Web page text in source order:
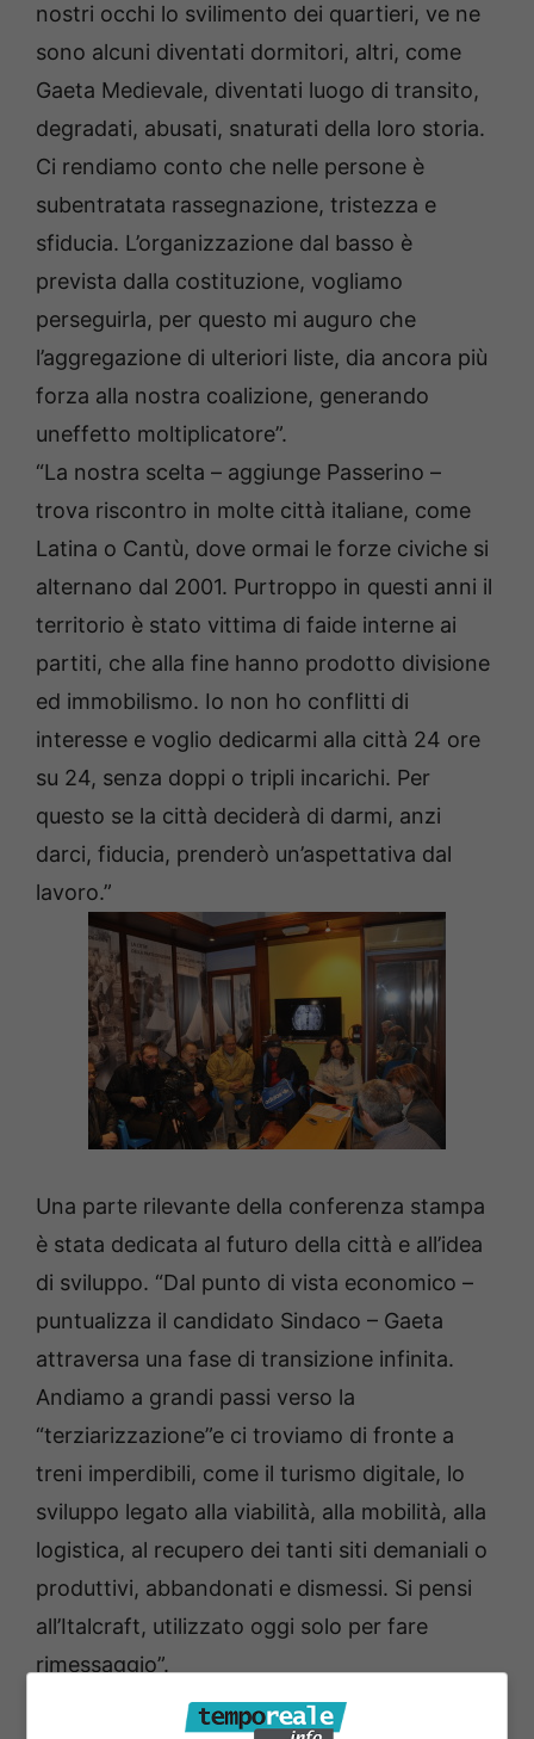
nostri occhi lo svilimento dei quartieri, ve ne
sono alcuni diventati dormitori, altri, come
Gaeta Medievale, diventati luogo di transito,
degradati, abusati, snaturati della loro storia.
Ci rendiamo conto che nelle persone è
subentratata rassegnazione, tristezza e
sfiducia. L’organizzazione dal basso è
prevista dalla costituzione, vogliamo
perseguirla, per questo mi auguro che
l’aggregazione di ulteriori liste, dia ancora più
forza alla nostra coalizione, generando
uneffetto moltiplicatore”.
“La nostra scelta – aggiunge Passerino –
trova riscontro in molte città italiane, come
Latina o Cantù, dove ormai le forze civiche si
alternano dal 2001. Purtroppo in questi anni il
territorio è stato vittima di faide interne ai
partiti, che alla fine hanno prodotto divisione
ed immobilismo. Io non ho conflitti di
interesse e voglio dedicarmi alla città 24 ore
su 24, senza doppi o tripli incarichi. Per
questo se la città deciderà di darmi, anzi
darci, fiducia, prenderò un’aspettativa dal
lavoro.”
Una parte rilevante della conferenza stampa
è stata dedicata al futuro della città e all’idea
di sviluppo. “Dal punto di vista economico –
puntualizza il candidato Sindaco – Gaeta
attraversa una fase di transizione infinita.
Andiamo a grandi passi verso la
“terziarizzazione”e ci troviamo di fronte a
treni imperdibili, come il turismo digitale, lo
sviluppo legato alla viabilità, alla mobilità, alla
logistica, al recupero dei tanti siti demaniali o
produttivi, abbandonati e dismessi. Si pensi
all’Italcraft, utilizzato oggi solo per fare
rimessaggio”.
“La strategia e il programma su cui Insieme